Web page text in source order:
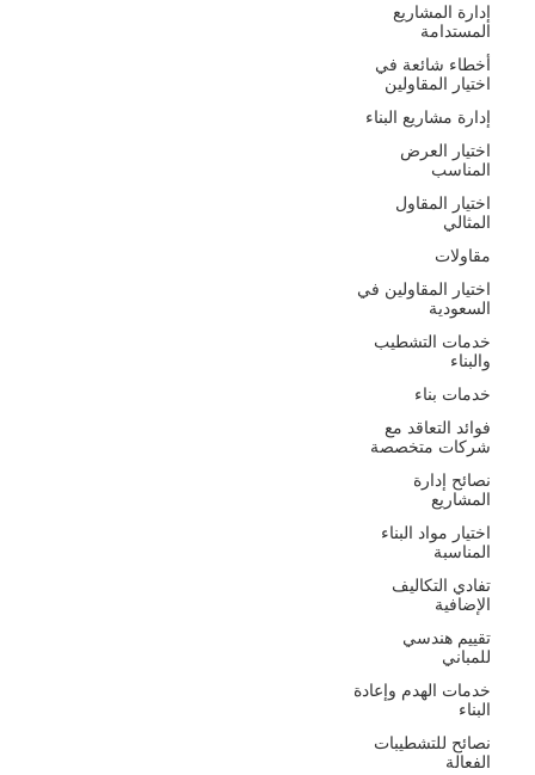
إدارة المشاريع
المستدامة
أخطاء شائعة في
اختيار المقاولين
إدارة مشاريع البناء
اختيار العرض
المناسب
اختيار المقاول
المثالي
مقاولات
اختيار المقاولين في
السعودية
خدمات التشطيب
والبناء
خدمات بناء
فوائد التعاقد مع
شركات متخصصة
نصائح إدارة
المشاريع
اختيار مواد البناء
المناسبة
تفادي التكاليف
الإضافية
تقييم هندسي
للمباني
خدمات الهدم وإعادة
البناء
نصائح للتشطيبات
الفعالة